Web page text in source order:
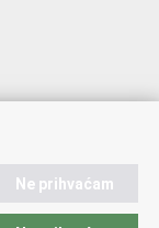
Ne prihvaćam